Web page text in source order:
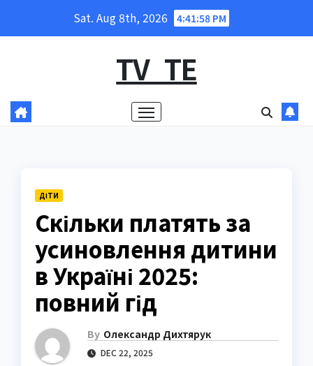
Sat. Aug 8th, 2026 4:41:59 PM
TV_TE
ДІТИ
Скільки платять за
усиновлення дитини
в Україні 2025:
повний гід
By Олександр Дихтярук
DEC 22, 2025